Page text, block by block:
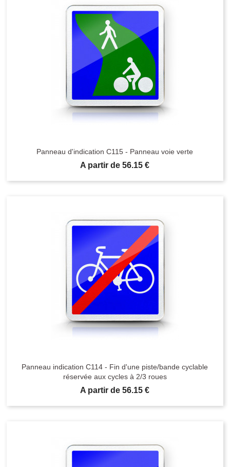
Panneau d'indication C115 - Panneau voie verte
Prix
A partir de 56.15 €
Panneau indication C114 - Fin d'une piste/bande cyclable
réservée aux cycles à 2/3 roues
Prix
A partir de 56.15 €